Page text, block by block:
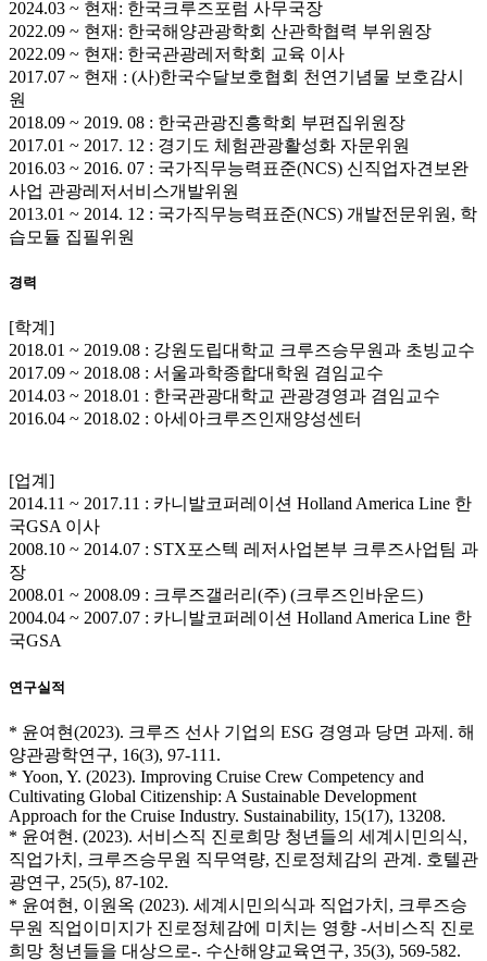
2024.03 ~ 현재: 한국크루즈포럼 사무국장
2022.09 ~ 현재: 한국해양관광학회 산관학협력 부위원장
2022.09 ~ 현재: 한국관광레저학회 교육 이사
2017.07 ~ 현재 : (사)한국수달보호협회 천연기념물 보호감시
원
2018.09 ~ 2019. 08 : 한국관광진흥학회 부편집위원장
2017.01 ~ 2017. 12 : 경기도 체험관광활성화 자문위원
2016.03 ~ 2016. 07 : 국가직무능력표준(NCS) 신직업자견보완
사업 관광레저서비스개발위원
2013.01 ~ 2014. 12 : 국가직무능력표준(NCS) 개발전문위원, 학
습모듈 집필위원
경력
[학계]
2018.01 ~ 2019.08 : 강원도립대학교 크루즈승무원과 초빙교수
2017.09 ~ 2018.08 : 서울과학종합대학원 겸임교수
2014.03 ~ 2018.01 : 한국관광대학교 관광경영과 겸임교수
2016.04 ~ 2018.02 : 아세아크루즈인재양성센터
[업계]
2014.11 ~ 2017.11 : 카니발코퍼레이션 Holland America Line 한
국GSA 이사
2008.10 ~ 2014.07 : STX포스텍 레저사업본부 크루즈사업팀 과
장
2008.01 ~ 2008.09 : 크루즈갤러리(주) (크루즈인바운드)
2004.04 ~ 2007.07 : 카니발코퍼레이션 Holland America Line 한
국GSA
연구실적
* 윤여현(2023). 크루즈 선사 기업의 ESG 경영과 당면 과제. 해
양관광학연구, 16(3), 97-111.
* Yoon, Y. (2023). Improving Cruise Crew Competency and
Cultivating Global Citizenship: A Sustainable Development
Approach for the Cruise Industry. Sustainability, 15(17), 13208.
* 윤여현. (2023). 서비스직 진로희망 청년들의 세계시민의식,
직업가치, 크루즈승무원 직무역량, 진로정체감의 관계. 호텔관
광연구, 25(5), 87-102.
* 윤여현, 이원옥 (2023). 세계시민의식과 직업가치, 크루즈승
무원 직업이미지가 진로정체감에 미치는 영향 -서비스직 진로
희망 청년들을 대상으로-. 수산해양교육연구, 35(3), 569-582.